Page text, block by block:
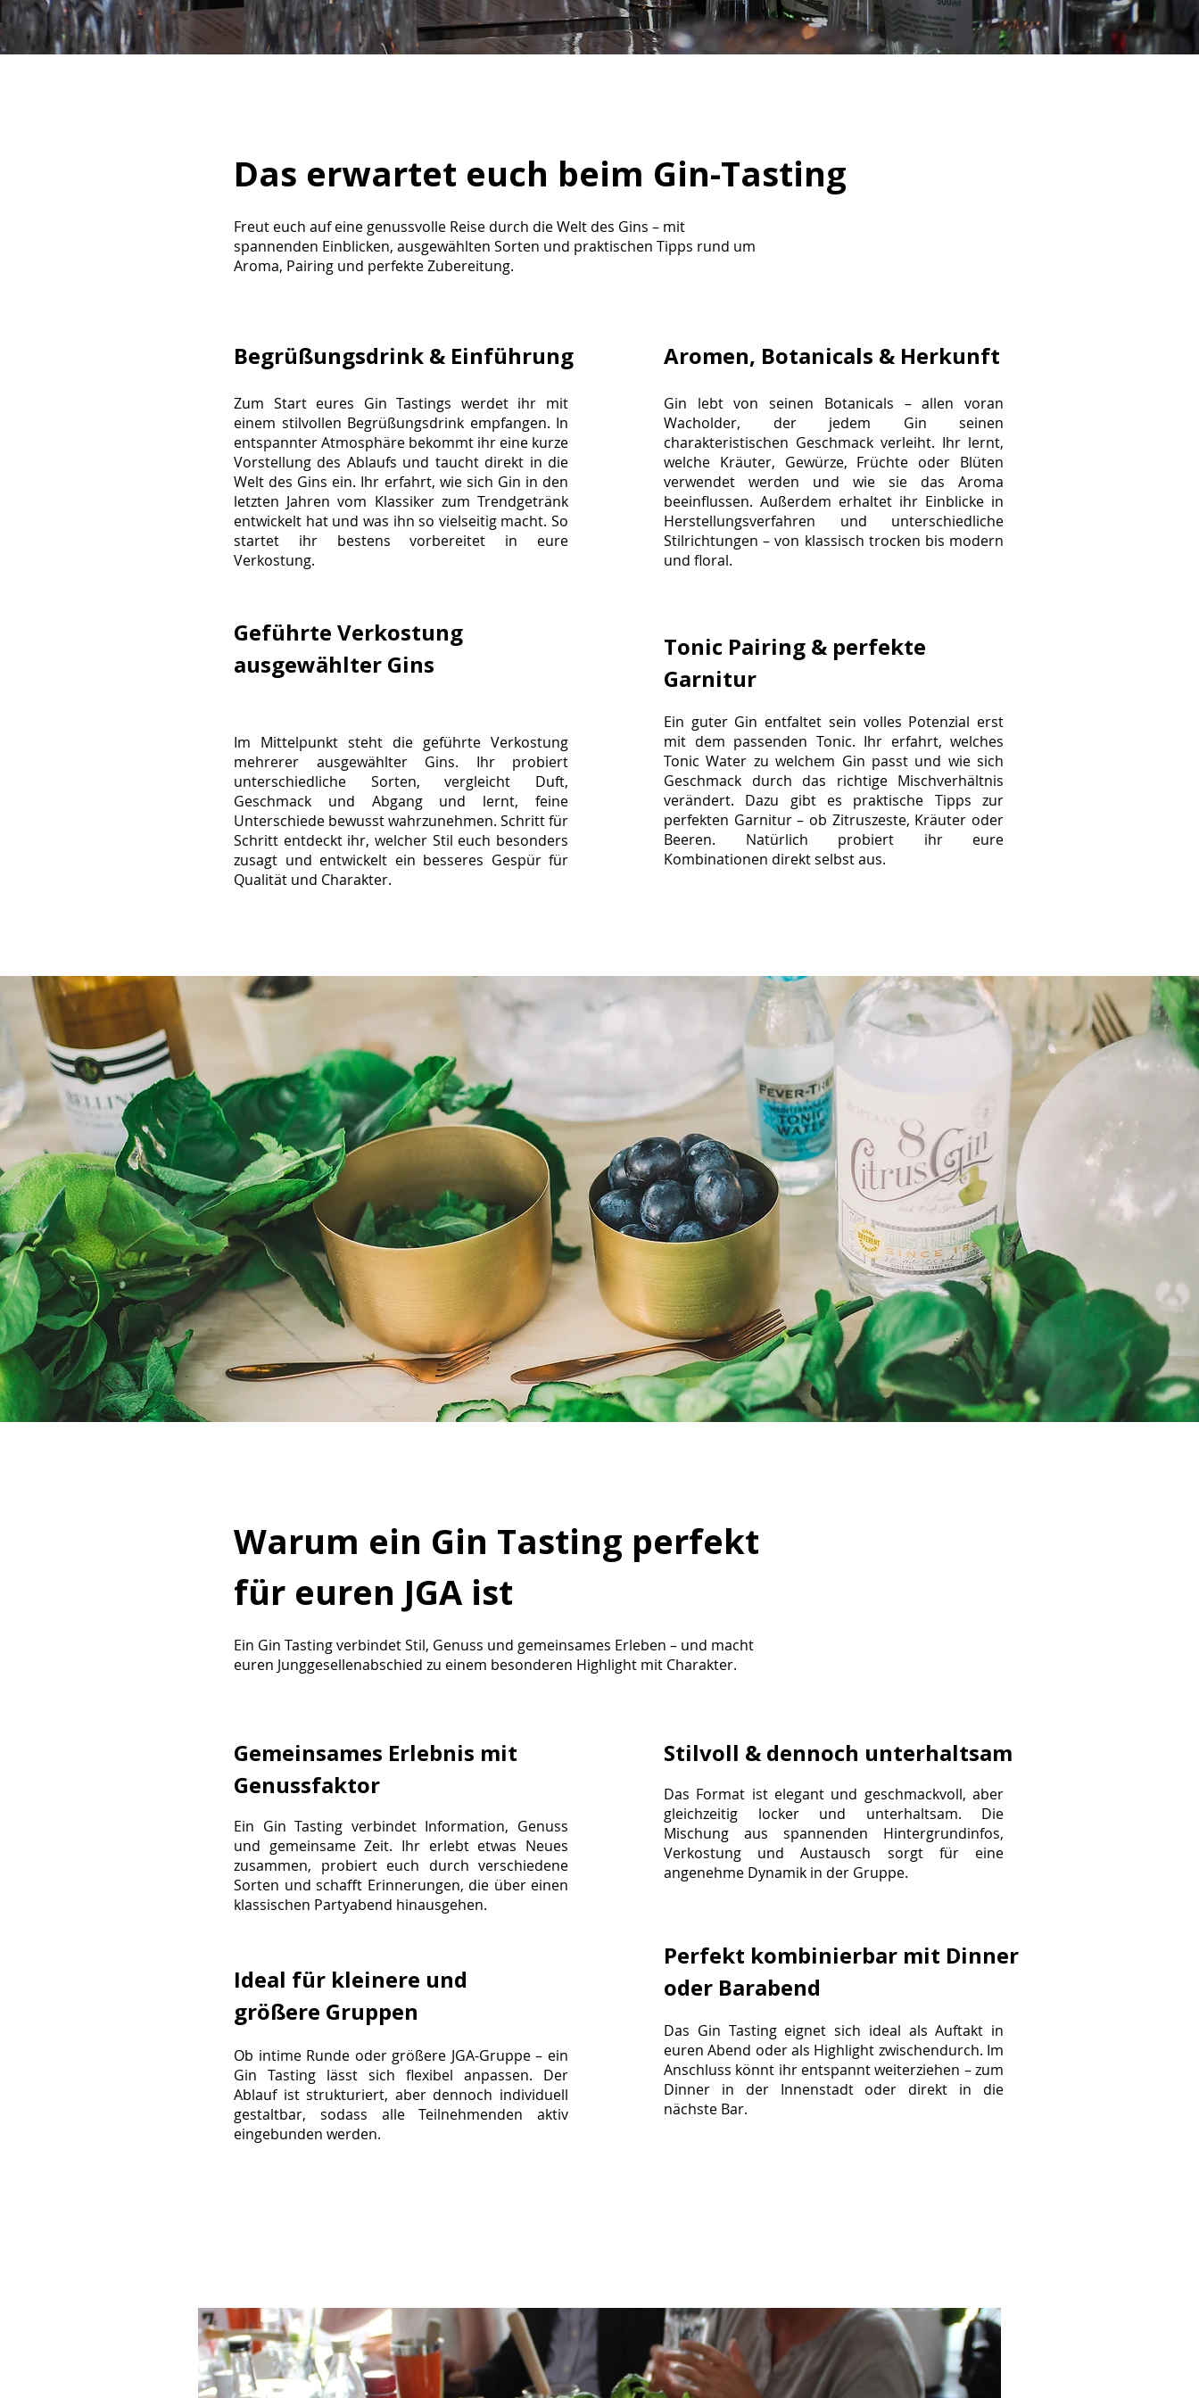
Das erwartet euch beim Gin-Tasting
Freut euch auf eine genussvolle Reise durch die Welt des Gins – mit
spannenden Einblicken, ausgewählten Sorten und praktischen Tipps rund um
Aroma, Pairing und perfekte Zubereitung.
Begrüßungsdrink & Einführung
Zum Start eures Gin Tastings werdet ihr mit
einem stilvollen Begrüßungsdrink empfangen. In
entspannter Atmosphäre bekommt ihr eine kurze
Vorstellung des Ablaufs und taucht direkt in die
Welt des Gins ein. Ihr erfahrt, wie sich Gin in den
letzten Jahren vom Klassiker zum Trendgetränk
entwickelt hat und was ihn so vielseitig macht. So
startet ihr bestens vorbereitet in eure
Verkostung.
Geführte Verkostung
ausgewählter Gins
Im Mittelpunkt steht die geführte Verkostung
mehrerer ausgewählter Gins. Ihr probiert
unterschiedliche Sorten, vergleicht Duft,
Geschmack und Abgang und lernt, feine
Unterschiede bewusst wahrzunehmen. Schritt für
Schritt entdeckt ihr, welcher Stil euch besonders
zusagt und entwickelt ein besseres Gespür für
Qualität und Charakter.
Aromen, Botanicals & Herkunft
Gin lebt von seinen Botanicals – allen voran
Wacholder, der jedem Gin seinen
charakteristischen Geschmack verleiht. Ihr lernt,
welche Kräuter, Gewürze, Früchte oder Blüten
verwendet werden und wie sie das Aroma
beeinflussen. Außerdem erhaltet ihr Einblicke in
Herstellungsverfahren und unterschiedliche
Stilrichtungen – von klassisch trocken bis modern
und floral.
Tonic Pairing & perfekte
Garnitur
Ein guter Gin entfaltet sein volles Potenzial erst
mit dem passenden Tonic. Ihr erfahrt, welches
Tonic Water zu welchem Gin passt und wie sich
Geschmack durch das richtige Mischverhältnis
verändert. Dazu gibt es praktische Tipps zur
perfekten Garnitur – ob Zitruszeste, Kräuter oder
Beeren. Natürlich probiert ihr eure
Kombinationen direkt selbst aus.
Warum ein Gin Tasting perfekt
für euren JGA ist
Ein Gin Tasting verbindet Stil, Genuss und gemeinsames Erleben – und macht
euren Junggesellenabschied zu einem besonderen Highlight mit Charakter.
Gemeinsames Erlebnis mit
Genussfaktor
Ein Gin Tasting verbindet Information, Genuss
und gemeinsame Zeit. Ihr erlebt etwas Neues
zusammen, probiert euch durch verschiedene
Sorten und schafft Erinnerungen, die über einen
klassischen Partyabend hinausgehen.
Ideal für kleinere und
größere Gruppen
Ob intime Runde oder größere JGA-Gruppe – ein
Gin Tasting lässt sich flexibel anpassen. Der
Ablauf ist strukturiert, aber dennoch individuell
gestaltbar, sodass alle Teilnehmenden aktiv
eingebunden werden.
Stilvoll & dennoch unterhaltsam
Das Format ist elegant und geschmackvoll, aber
gleichzeitig locker und unterhaltsam. Die
Mischung aus spannenden Hintergrundinfos,
Verkostung und Austausch sorgt für eine
angenehme Dynamik in der Gruppe.
Perfekt kombinierbar mit Dinner
oder Barabend
Das Gin Tasting eignet sich ideal als Auftakt in
euren Abend oder als Highlight zwischendurch. Im
Anschluss könnt ihr entspannt weiterziehen – zum
Dinner in der Innenstadt oder direkt in die
nächste Bar.